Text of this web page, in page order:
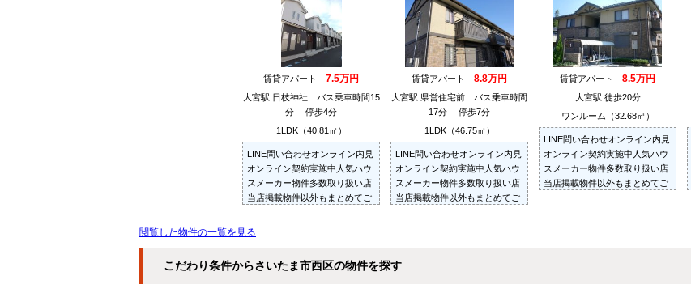
賃貸アパート 7.5万円
大宮駅 日枝神社 バス乗車時間15
分 停歩4分
1LDK（40.81㎡）
LINE問い合わせオンライン内見
オンライン契約実施中人気ハウ
スメーカー物件多数取り扱い店
当店掲載物件以外もまとめてご
お部屋を多数ご紹介させていた
賃貸アパート 8.8万円
大宮駅 県営住宅前 バス乗車時間
17分 停歩7分
1LDK（46.75㎡）
LINE問い合わせオンライン内見
オンライン契約実施中人気ハウ
スメーカー物件多数取り扱い店
当店掲載物件以外もまとめてご
賃貸アパート 8.5万円
大宮駅 徒歩20分
ワンルーム（32.68㎡）
LINE問い合わせオンライン内見
オンライン契約実施中人気ハウ
スメーカー物件多数取り扱い店
当店掲載物件以外もまとめてご
閲覧した物件の一覧を見る
こだわり条件からさいたま市西区の物件を探す